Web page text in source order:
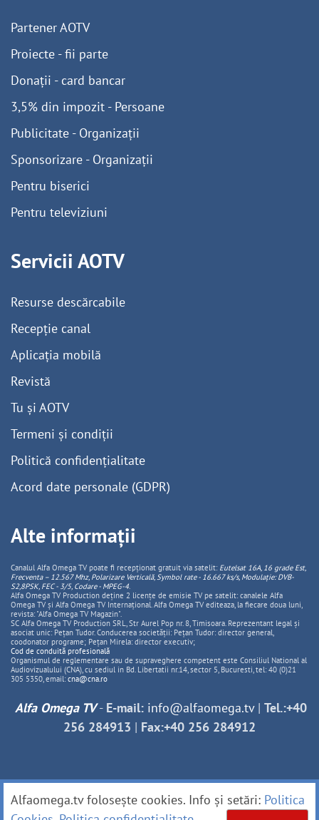
Partener AOTV
Proiecte - fii parte
Donații - card bancar
3,5% din impozit - Persoane
Publicitate - Organizații
Sponsorizare - Organizații
Pentru biserici
Pentru televiziuni
Servicii AOTV
Resurse descărcabile
Recepție canal
Aplicația mobilă
Revistă
Tu și AOTV
Termeni și condiții
Politică confidențialitate
Acord date personale (GDPR)
Alte informații
Canalul Alfa Omega TV poate fi recepționat gratuit via satelit: Eutelsat 16A, 16 grade Est,
Frecventa – 12.567 Mhz, PolarizareVerticală, Symbol rate - 16.667 ks/s, Modulație: DVB-
S2,8PSK, FEC - 3/5, Codare - MPEG-4.
Alfa Omega TV Production deține 2 licențe de emisie TV pe satelit: canalele Alfa
Omega TV și Alfa Omega TV Internațional. Alfa Omega TV editeaza, la fiecare doua luni,
revista: "Alfa Omega TV Magazin".
SC Alfa Omega TV Production SRL, Str Aurel Pop nr. 8, Timisoara. Reprezentant legal și
asociat unic: Pețan Tudor. Conducerea societății: Pețan Tudor: director general,
coodonator programe; Pețan Mirela: director executiv;
Cod de conduită profesională
Organismul de reglementare sau de supraveghere competent este Consiliul National al
Audiovizualului (CNA), cu sediul in Bd. Libertatii nr.14, sector 5, Bucuresti, tel: 40 (0)21
305 5350, email: cna@cna.ro
Alfa Omega TV- E-mail: info@alfaomega.tv| Tel.:+40
256 284913 | Fax:+40 256 284912
Alfaomega.tv folosește cookies. Info și setări: Politica